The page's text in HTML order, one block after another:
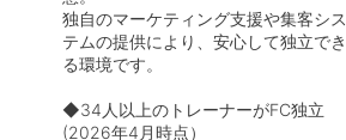
独自のマーケティング支援や集客シス
テムの提供により、安心して独立でき
る環境です。
◆34人以上のトレーナーがFC独立
(2026年4月時点）